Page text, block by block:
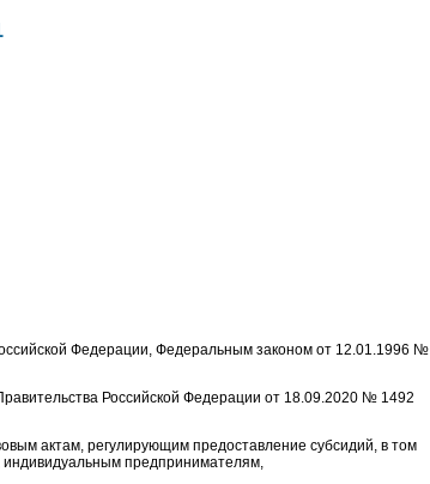
Федерации, Федеральным законом от 12.01.1996 №
Российской Федерации от 18.09.2020 № 1492
актам, регулирующим предоставление субсидий, в том
индивидуальным предпринимателям,